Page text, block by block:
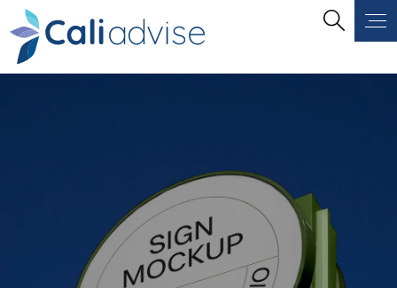
Panneau de gestion des cookies